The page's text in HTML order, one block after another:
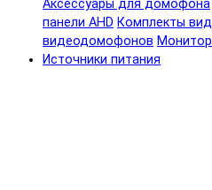
Аксессуары для домофона
панели AHD Комплекты
видеодомофонов
Источники питания